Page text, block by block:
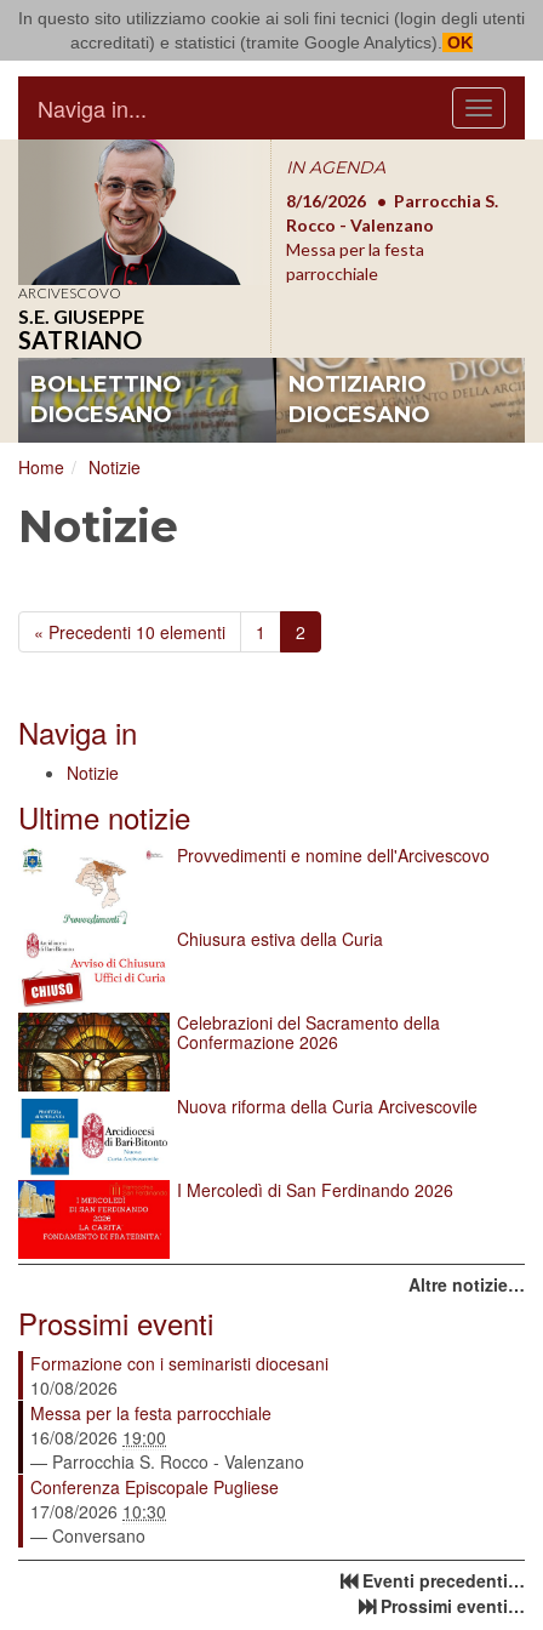
In questo sito utilizziamo cookie ai soli fini tecnici (login degli utenti
accreditati) e statistici (tramite Google Analytics). OK
Arcidiocesi di Bari Bitonto
Menu
Naviga in...
ARCIVESCOVO
S.E. GIUSEPPE
SATRIANO
IN AGENDA
8/17/2026
Conversano
Conferenza Episcopale
Pugliese
8/16/2026
Parrocchia S.
Rocco - Valenzano
Messa per la festa
parrocchiale
BOLLETTINO
DIOCESANO
NOTIZIARIO
DIOCESANO
Home Notizie
Notizie
« Precedenti 10 elementi 1 2
Naviga in
Notizie
Ultime notizie
Provvedimenti e nomine dell'Arcivescovo
Chiusura estiva della Curia
Celebrazioni del Sacramento della
Confermazione 2026
Nuova riforma della Curia Arcivescovile
I Mercoledì di San Ferdinando 2026
Altre notizie…
Prossimi eventi
Formazione con i seminaristi diocesani
10/08/2026
Messa per la festa parrocchiale
16/08/2026 19:00
— Parrocchia S. Rocco - Valenzano
Conferenza Episcopale Pugliese
17/08/2026 10:30
— Conversano
Eventi precedenti…
Prossimi eventi…